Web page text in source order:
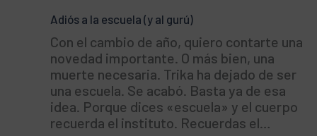
Adiós a la escuela (y al gurú)
Con el cambio de año, quiero contarte una
novedad importante. O más bien, una
muerte necesaria. Trika ha dejado de ser
una escuela. Se acabó. Basta ya de esa
idea. Porque dices «escuela» y el cuerpo
recuerda el instituto. Recuerdas el…